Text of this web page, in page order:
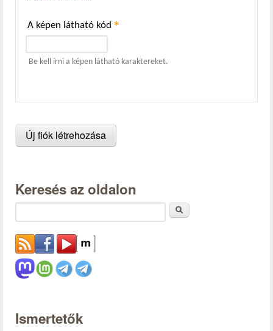
A képen látható kód *
Be kell írni a képen látható karaktereket.
Keresés az oldalon
Ismertetők